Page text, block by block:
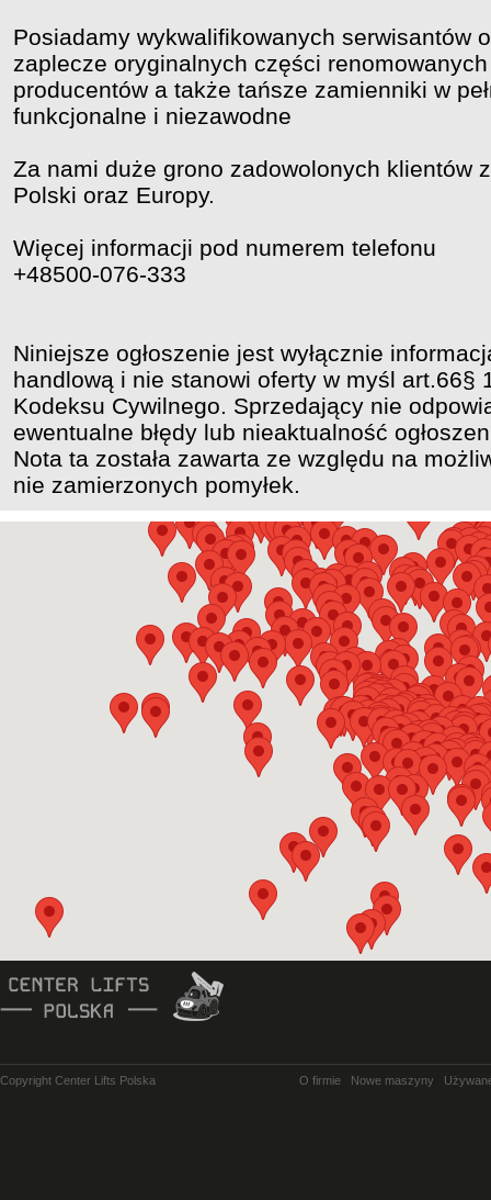
Posiadamy wykwalifikowanych serwisantów
zaplecze oryginalnych części renomowanych
producentów a także tańsze zamienniki w
funkcjonalne i niezawodne
Za nami duże grono zadowolonych klientów z
Polski oraz Europy.
Więcej informacji pod numerem telefonu
+48500-076-333
Niniejsze ogłoszenie jest wyłącznie
handlową i nie stanowi oferty w myśl art.66§
Kodeksu Cywilnego. Sprzedający nie
ewentualne błędy lub nieaktualność
Nota ta została zawarta ze względu na
nie zamierzonych pomyłek.
Copyright Center Lifts Polska O firmie Nowe maszyny